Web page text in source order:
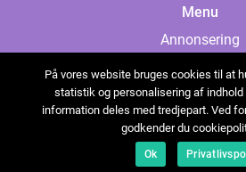
Menu
Annonsering
Cookies
Kontakta oss
Sitemap
På vores website bruges cookies til at
statistik og personalisering af indhold
information deles med tredjepart. Ved
godkender du
Ok